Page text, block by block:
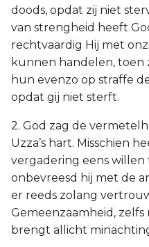
doods, opdat zij niet
van strengheid heeft
rechtvaardig Hij met
kunnen handelen, toen
hun evenzo op straffe
opdat gij niet sterft.
2. God zag de
Uzza’s hart. Misschien
vergadering eens willen
onbevreesd hij met de
er reeds zolang
Gemeenzaamheid,
brengt allicht